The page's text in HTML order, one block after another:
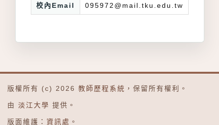
校內Email 095972@mail.tku.edu.tw
版權所有 (c) 2026 教師歷程系統 ，保留所有權利。
由 淡江大學 提供。
版面維護： 資訊處 。